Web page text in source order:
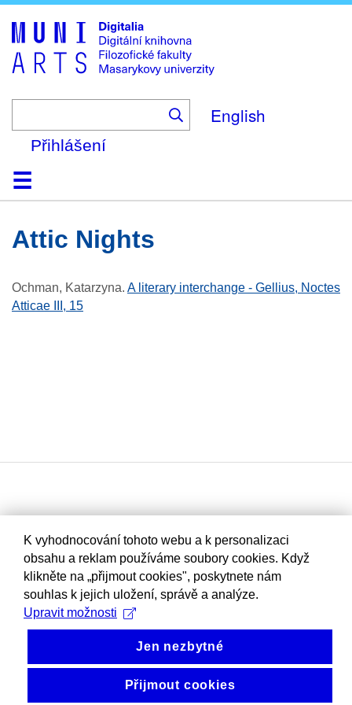
to
main
content
English
Přihlášení
DomůKolekce
Prohlížení
Vyhledávání
O platformě
Nápověda
KontaktDigitalia
Attic Nights
Ochman, Katarzyna. A literary interchange - Gellius, Noctes
Atticae III, 15
K vyhodnocování tohoto webu a k personalizaci
obsahu a reklam používáme soubory cookies. Když
klikněte na „přijmout cookies", poskytnete nám
souhlas k jejich uložení, správě a analýze.
Upravit možnosti
Jen nezbytné
Přijmout cookies